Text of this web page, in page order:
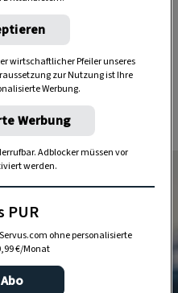
zartund behält seine
also nicht darum so
verkocht und
das Fleisch zu
wirtschaftlicher Pfeiler unseres
zur Nutzung ist Ihre
Werbung.
Werbung
Adblocker müssen vor
werden.
PUR
ohne personalisierte
€/Monat